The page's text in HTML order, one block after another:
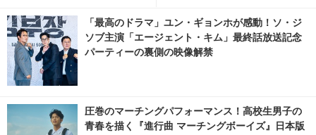
ャルTシャツ発売 2枚目の写
真・画像 | cinemacafe.net
「最高のドラマ」ユン・ギョンホが感動！ソ・ジ
ソブ主演「エージェント・キム」最終話放送記念
パーティーの裏側の映像解禁
圧巻のマーチングパフォーマンス！高校生男子の
青春を描く『進行曲 マーチングボーイズ』日本版